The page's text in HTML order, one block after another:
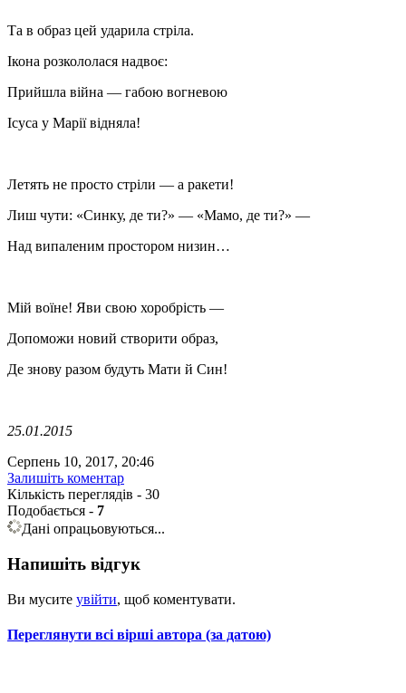
Та в образ цей ударила стріла.
Ікона розкололася надвоє:
Прийшла війна — габою вогневою
Ісуса у Марії відняла!
Летять не просто стріли — а ракети!
Лиш чути: «Синку, де ти?» — «Мамо, де ти?» —
Над випаленим простором низин…
Мій воїне! Яви свою хоробрість —
Допоможи новий створити образ,
Де знову разом будуть Мати й Син!
25.01.2015
Серпень 10, 2017, 20:46
Залишіть коментар
Кількість переглядів - 30
Подобається - 7
Дані опрацьовуються...
Напишіть відгук
Ви мусите увійти, щоб коментувати.
Переглянути всі вірші автора (за датою)